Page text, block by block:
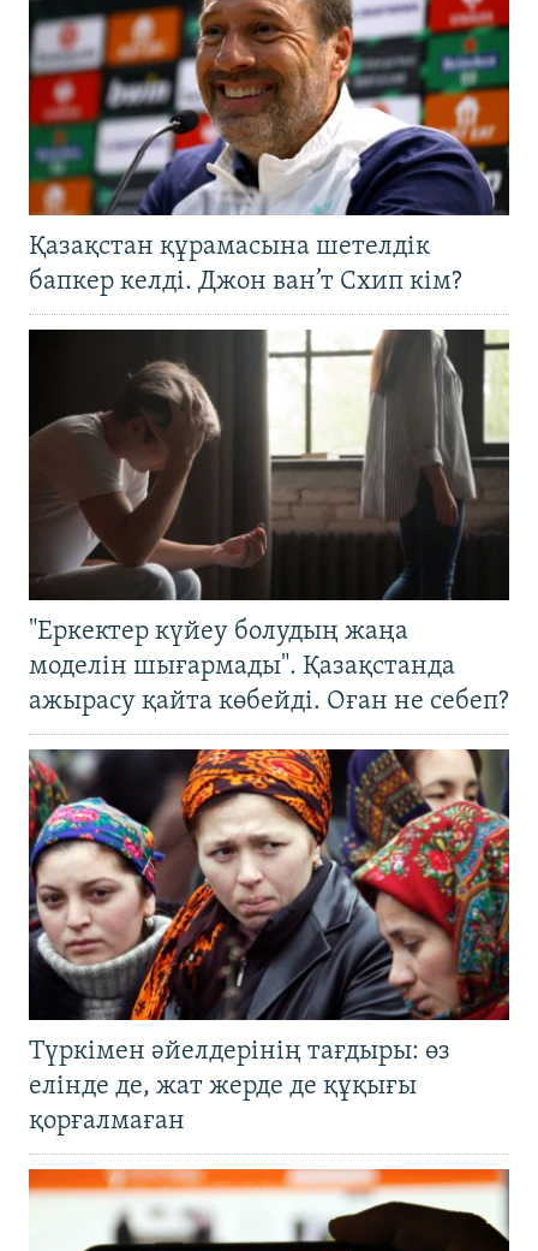
Қазақстан құрамасына шетелдік
бапкер келді. Джон ван’т Схип кім?
"Еркектер күйеу болудың жаңа
моделін шығармады". Қазақстанда
ажырасу қайта көбейді. Оған не себеп?
Түркімен әйелдерінің тағдыры: өз
елінде де, жат жерде де құқығы
қорғалмаған